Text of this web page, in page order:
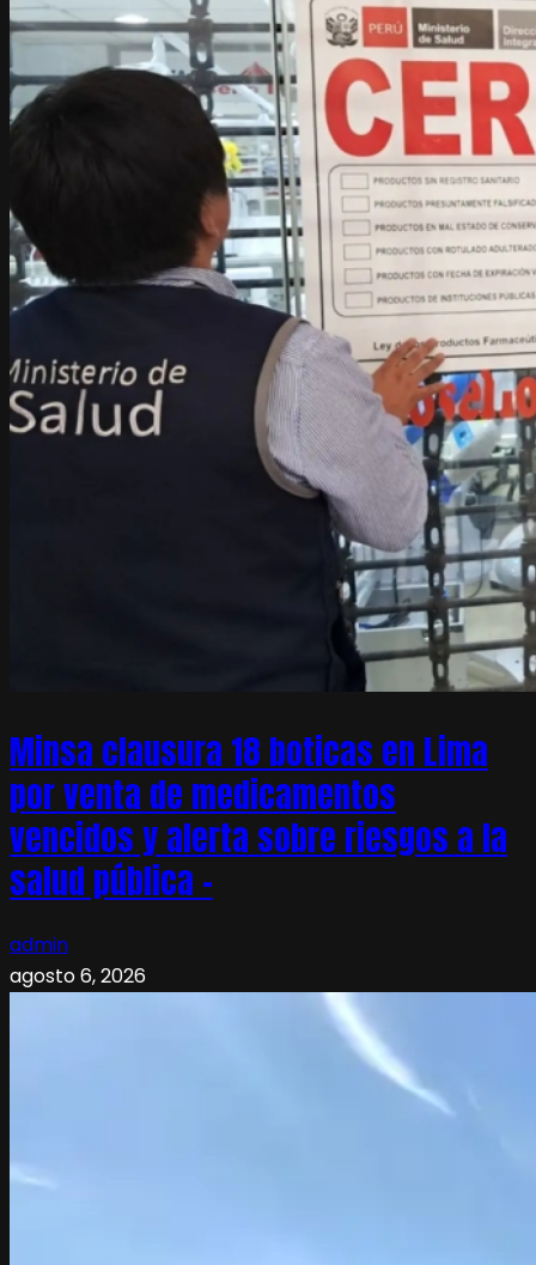
Minsa clausura 18 boticas en Lima
por venta de medicamentos
vencidos y alerta sobre riesgos a la
salud pública –
admin
agosto 6, 2026